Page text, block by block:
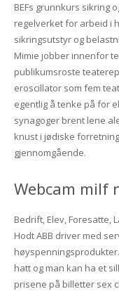
BEFs grunnkurs sikring
regelverket for arbeid i
sikringsutstyr og
Mimie jobber innenfor
publikumsroste
eroscillator som fem
egentlig å tenke på for
synagoger brent lene
knust i jødiske
gjennomgående.
Webcam milf
Bedrift, Elev, Foresatte,
Hodt ABB driver med
hatt og man kan ha et
prisene på billetter sex